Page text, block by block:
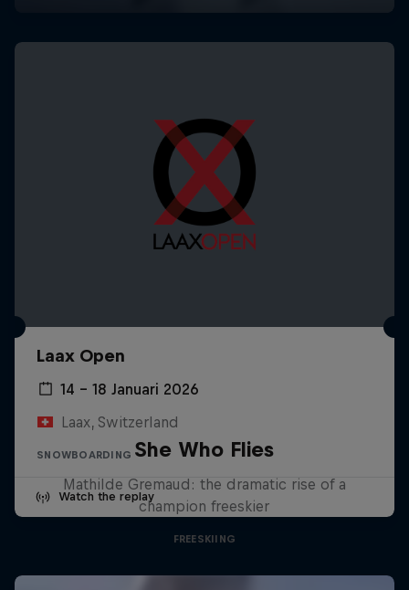
Laax Open
14 – 18 Januari 2026
Laax, Switzerland
SNOWBOARDING
Watch the replay
She Who Flies
Mathilde Gremaud: the dramatic rise of a
champion freeskier
FREESKIING